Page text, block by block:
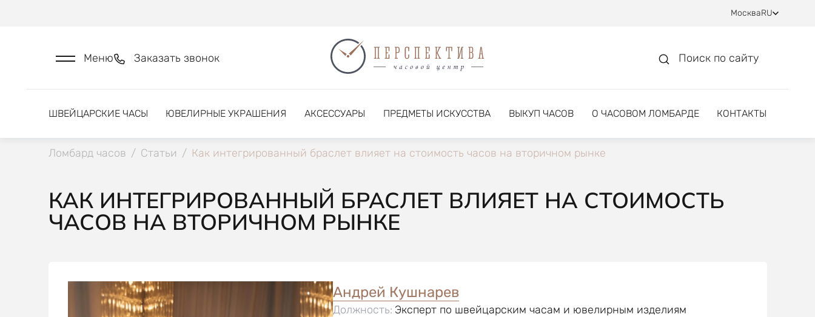
МоскваRU
Меню Заказать звонок Поиск по сайту
ШВЕЙЦАРСКИЕ ЧАСЫ ЮВЕЛИРНЫЕ УКРАШЕНИЯ АКСЕССУАРЫ ПРЕДМЕТЫ ИСКУССТВА ВЫКУП ЧАСОВ О ЧАСОВОМ ЛОМБАРДЕ КОНТАКТЫ
Ломбард часов / Статьи / Как интегрированный браслет влияет на стоимость часов на вторичном рынке
КАК ИНТЕГРИРОВАННЫЙ БРАСЛЕТ ВЛИЯЕТ НА СТОИМОСТЬ
ЧАСОВ НА ВТОРИЧНОМ РЫНКЕ
Андрей Кушнарев
Должность: Эксперт по швейцарским часам и ювелирным изделиям